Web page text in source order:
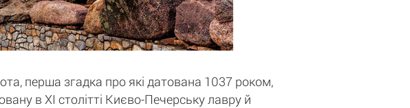
перша згадка про які датована 1037 роком,
в XI столітті Києво-Печерську лавру й